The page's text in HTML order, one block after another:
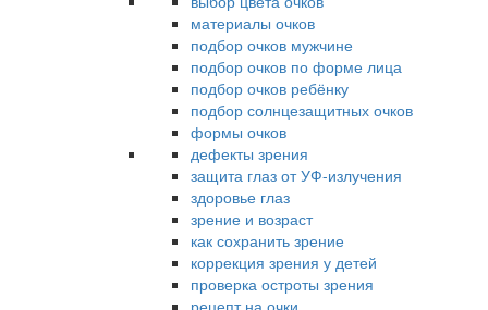
материалы очков
подбор очков мужчине
подбор очков по форме лица
подбор очков ребёнку
подбор солнцезащитных очков
формы очков
дефекты зрения
защита глаз от УФ-излучения
здоровье глаз
зрение и возраст
как сохранить зрение
коррекция зрения у детей
проверка остроты зрения